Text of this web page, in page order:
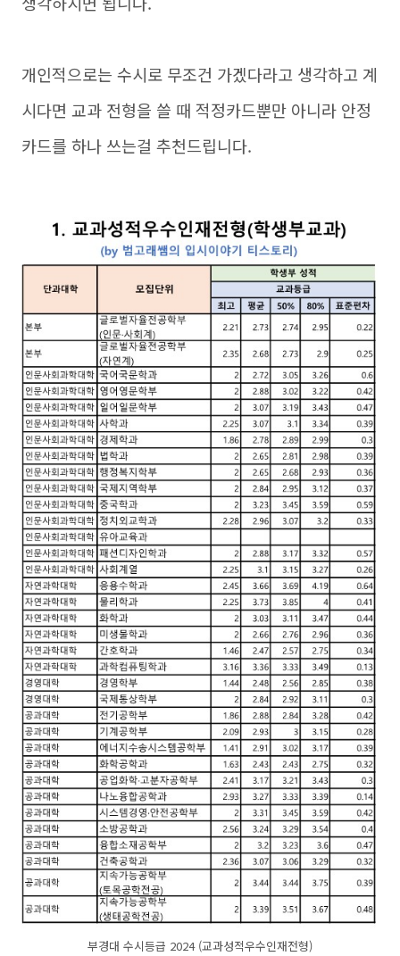
개인적으로는 수시로 무조건 가겠다라고 생각하고 계
시다면 교과 전형을 쓸 때 적정카드뿐만 아니라 안정
카드를 하나 쓰는걸 추천드립니다.
부경대 수시등급 2024 (교과성적우수인재전형)